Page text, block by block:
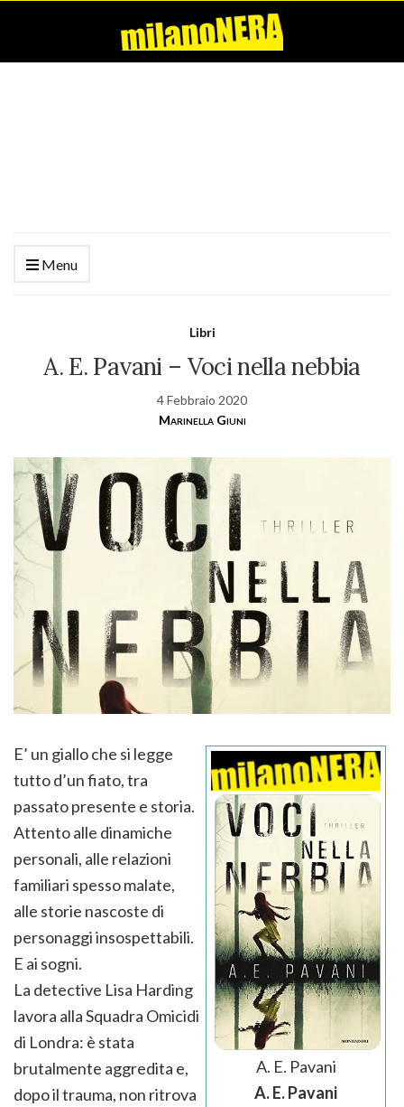
Menu
Libri
A. E. Pavani – Voci nella nebbia
4 Febbraio 2020
Marinella Giuni
A. E. Pavani
A. E. Pavani
E’ un giallo che si legge
tutto d’un fiato, tra
passato presente e storia.
Attento alle dinamiche
personali, alle relazioni
familiari spesso malate,
alle storie nascoste di
personaggi insospettabili.
E ai sogni.
La detective Lisa Harding
lavora alla Squadra Omicidi
di Londra: è stata
brutalmente aggredita e,
dopo il trauma, non ritrova